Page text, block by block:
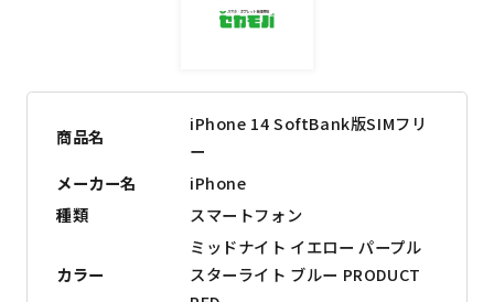
商品名
iPhone 14 SoftBank版SIMフリ
ー
メーカー名
iPhone
種類
スマートフォン
カラー
ミッドナイト イエロー パープル
スターライト ブルー PRODUCT